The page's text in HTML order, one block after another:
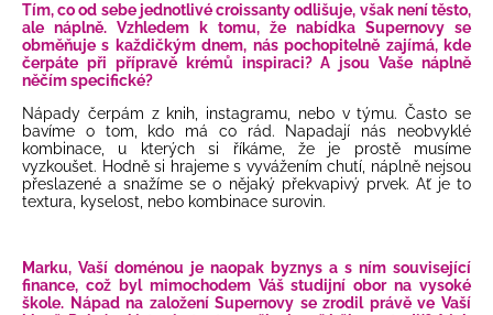
Tím, co od sebe jednotlivé croissanty odlišuje, však není těsto,
ale náplně. Vzhledem k tomu, že nabídka Supernovy se
obměňuje s každičkým dnem, nás pochopitelně zajímá, kde
čerpáte při přípravě krémů inspiraci? A jsou Vaše náplně
něčím specifické?
Nápady čerpám z knih, instagramu, nebo v týmu. Často se
bavíme o tom, kdo má co rád. Napadají nás neobvyklé
kombinace, u kterých si říkáme, že je prostě musíme
vyzkoušet. Hodně si hrajeme s vyvážením chutí, náplně nejsou
přeslazené a snažíme se o nějaký překvapivý prvek. Ať je to
textura, kyselost, nebo kombinace surovin.
Marku, Vaší doménou je naopak byznys a s ním související
finance, což byl mimochodem Váš studijní obor na vysoké
škole. Nápad na založení Supernovy se zrodil právě ve Vaší